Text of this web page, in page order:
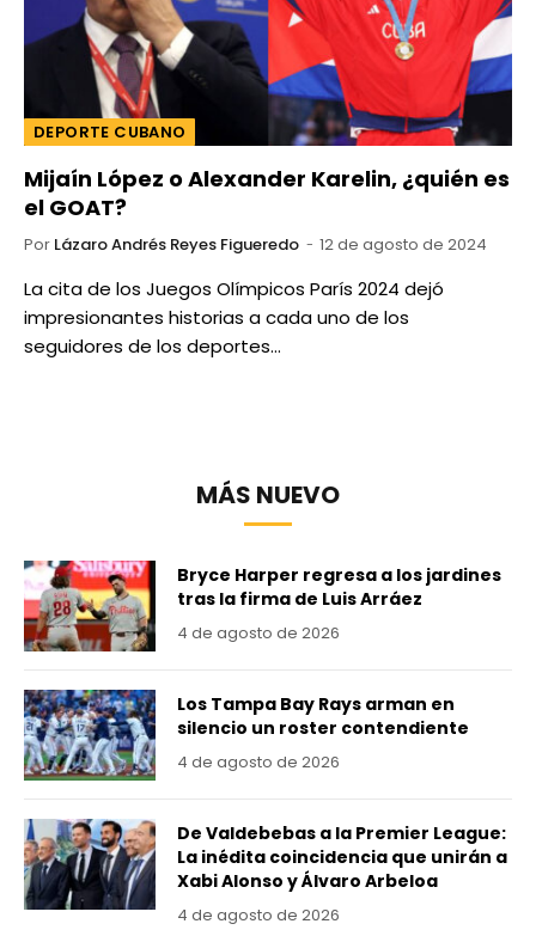
DEPORTE CUBANO
Mijaín López o Alexander Karelin, ¿quién es
el GOAT?
Por Lázaro Andrés Reyes Figueredo 12 de agosto de 2024
La cita de los Juegos Olímpicos París 2024 dejó
impresionantes historias a cada uno de los
seguidores de los deportes…
MÁS NUEVO
Bryce Harper regresa a los jardines
tras la firma de Luis Arráez
4 de agosto de 2026
Los Tampa Bay Rays arman en
silencio un roster contendiente
4 de agosto de 2026
De Valdebebas a la Premier League:
La inédita coincidencia que unirán a
Xabi Alonso y Álvaro Arbeloa
4 de agosto de 2026